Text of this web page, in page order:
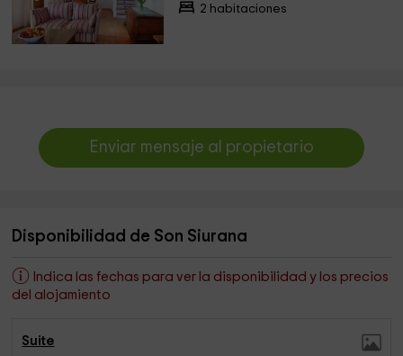
2 habitaciones
Enviar mensaje al propietario
Disponibilidad de Son Siurana
Indica las fechas para ver la disponibilidad y los precios
del alojamiento
Suite